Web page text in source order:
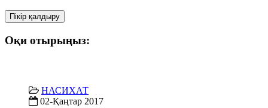
Пікір қалдыру
Оқи отырыңыз:
НАСИХАТ
02-Қаңтар 2017